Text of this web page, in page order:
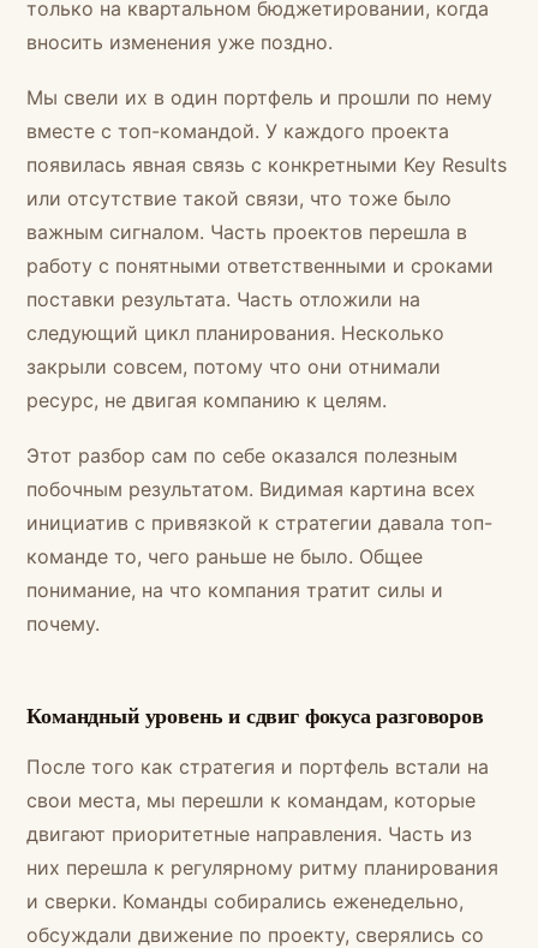
только на квартальном бюджетировании, когда
вносить изменения уже поздно.
Мы свели их в один портфель и прошли по нему
вместе с топ-командой. У каждого проекта
появилась явная связь с конкретными Key Results
или отсутствие такой связи, что тоже было
важным сигналом. Часть проектов перешла в
работу с понятными ответственными и сроками
поставки результата. Часть отложили на
следующий цикл планирования. Несколько
закрыли совсем, потому что они отнимали
ресурс, не двигая компанию к целям.
Этот разбор сам по себе оказался полезным
побочным результатом. Видимая картина всех
инициатив с привязкой к стратегии давала топ-
команде то, чего раньше не было. Общее
понимание, на что компания тратит силы и
почему.
Командный уровень и сдвиг фокуса разговоров
После того как стратегия и портфель встали на
свои места, мы перешли к командам, которые
двигают приоритетные направления. Часть из
них перешла к регулярному ритму планирования
и сверки. Команды собирались еженедельно,
обсуждали движение по проекту, сверялись со